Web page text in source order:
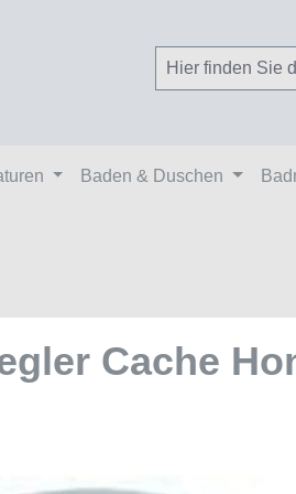
Baden & Duschen
Cache